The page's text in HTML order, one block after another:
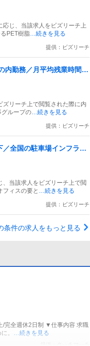
ットボトル100％循環」
じ、当該求人をビズリーチ上
PET樹脂…続きを見る
提供：ビズリーチ
内勤務／月平均残業時間10
リーチ上で閲覧された際に内
ループの…続きを見る
提供：ビズリーチ
全国の駐車場インフラを
当該求人をビズリーチ上で閲
フィスの要と …続きを見る
提供：ビズリーチ
条件の求人をもっと見る
/完全週休2日制 ▼仕事内容 求職
。 …続きを見る